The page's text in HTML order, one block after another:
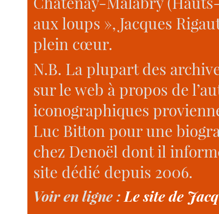
aux loups », Jacques
plein cœur.
N.B. La plupart des
sur le web à propos de
iconographiques
Luc Bitton pour une
chez Denoël dont il
site dédié depuis 2006.
Voir en ligne : Le site de